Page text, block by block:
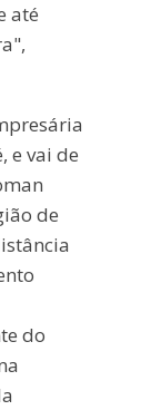
até
e vai de
de
do